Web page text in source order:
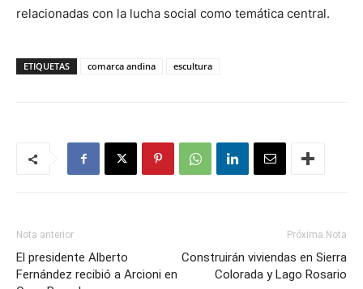
relacionadas con la lucha social como temática central.
ETIQUETAS comarca andina escultura
Nota anterior
El presidente Alberto
Fernández recibió a Arcioni en
Próxima Nota
Construirán viviendas en Sierra
Colorada y Lago Rosario